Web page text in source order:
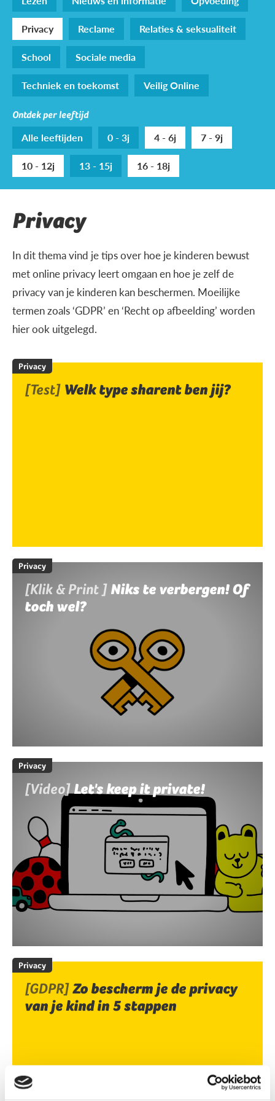
Privacy
Reclame
Relaties & seksualiteit
School
Sociale media
Techniek en toekomst
Veilig Online
Ontdek per leeftijd
Alle leeftijden 0 - 3j 4 - 6j
7 - 9j
10 - 12j
13 - 15j 16 - 18j
Privacy
In dit thema vind je tips over hoe je kinderen bewust
met online privacy leert omgaan en hoe je zelf de
privacy van je kinderen kan beschermen. Moeilijke
termen zoals ‘GDPR’ en ‘Recht op afbeelding’ worden
hier ook uitgelegd.
Privacy
[Test] Welk type sharent ben jij?
Privacy
[Klik & Print ] Niks te verbergen! Of
toch wel?
Privacy
[Video]Let's keep it private!
Privacy
[GDPR]Zo bescherm je de privacy
van je kind in 5 stappen